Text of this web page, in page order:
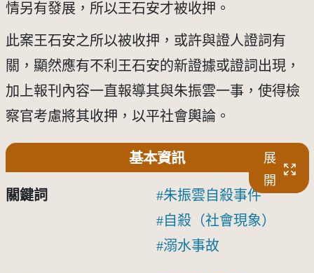
情另有發展，所以王石安才被收押。
此案王石安之所以被收押，或許與證人證詞有
關，顯然應有不利王石安的新證據或證詞出現，
加上報刊內容一直報導其與朱振雲一事，使得檢
察官考慮將其收押，以平社會輿論。
基本資訊
展
開
關鍵詞
朱振雲自殺事件
自殺（社會現象）
溺水事故